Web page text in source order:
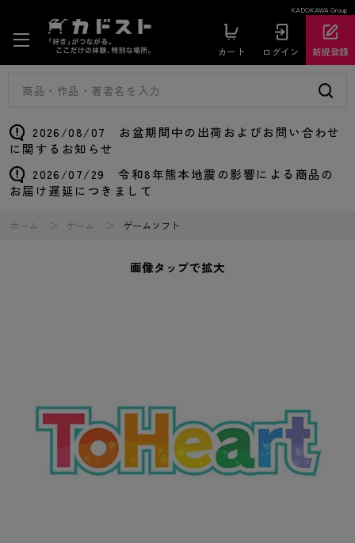
KADOKAWA Group
カート ログイン 新規登録
2026/08/07 お盆期間中の出荷およびお問い合わせ
に関するお知らせ
2026/07/29 令和8年熊本地震の影響による商品の
お届け遅延につきまして
ホーム ゲーム ゲームソフト
画像タップで拡大